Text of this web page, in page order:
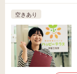
空きあり